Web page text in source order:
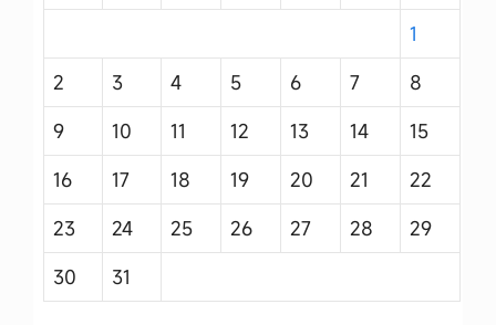
1
2
3 4 5 6 7
8
9
10 11 12 13 14
15
16
17 18 19 20 21
22
23
24 25 26 27 28
29
30
31